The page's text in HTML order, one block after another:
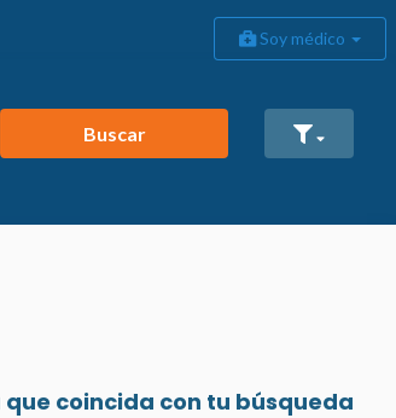
Soy médico
Buscar
coincida con tu búsqueda